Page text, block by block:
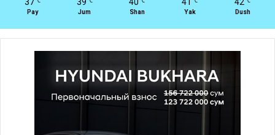
Pay Jum Shan Yak Dush